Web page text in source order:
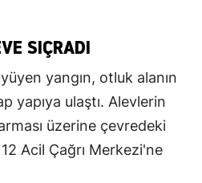
SIÇRADI
yangın, otluk alanın
yapıya ulaştı. Alevlerin
üzerine çevredeki
Acil Çağrı Merkezi'ne